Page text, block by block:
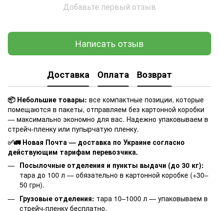
Добавьте первый отзыв
Написать отзыв
Доставка Оплата Возврат
📦 Небольшие товары: все компактные позиции, которые
помещаются в пакеты, отправляем без картонной коробки
— максимально экономно для вас. Надежно упаковываем в
стрейч-пленку или пупырчатую пленку.
✅🚛 Новая Почта — доставка по Украине согласно
действующим тарифам перевозчика.
Посылочные отделения и пункты выдачи (до 30 кг):
тара до 100 л — обязательно в картонной коробке (+30–
50 грн).
Грузовые отделения: тара 10–1000 л — упаковываем в
стрейч-пленку бесплатно.